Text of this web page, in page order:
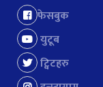
फेसबुक
युटूब
ट्विटहरु